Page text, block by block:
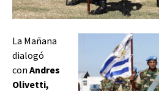
La Mañana
dialogó
con Andres
Olivetti,